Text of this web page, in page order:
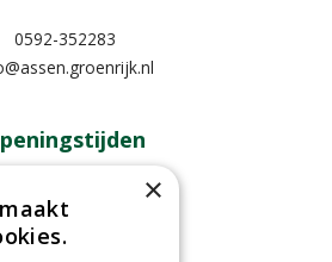
0592-352283
09:00 - 18:00
Dinsdag
×